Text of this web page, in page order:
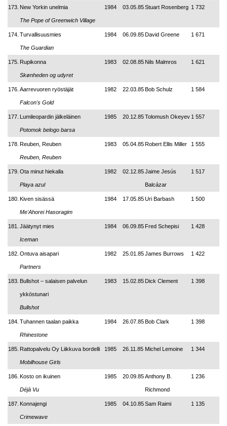
173. New Yorkin unelmia
The Pope of Greenwich Village
1984 03.05.85Stuart Rosenberg 1 732
174. Turvallisuusmies
The Guardian
1984 06.09.85David Greene 1 671
175. Rupikonna
Skønheden og udyret
1983 02.08.85 Nils Malmros 1 621
176. Aarrevuoren ryöstäjät
Falcon's Gold
1982 22.03.85Bob Schulz 1 584
177. Lumileopardin jälkeläinen
Potomok belogo barsa
1985 20.12.85Tolomush Okeyev 1 557
178. Reuben, Reuben
Reuben, Reuben
1983 05.04.85Robert Ellis Miller 1 555
179. Ota minut hiekalla
Playa azul
1982 02.12.85Jaime Jesús
Balcázar
1 517
180. Kiven sisässä
Me'Ahorei Hasoragim
1984 17.05.85Uri Barbash 1 500
181. Jäätynyt mies
Iceman
1984 06.09.85 Fred Schepisi 1 428
182. Ontuva aisapari
Partners
1982 25.01.85James Burrows 1 422
183. Bullshot – salaisen palvelun
ykköstunari
Bullshot
1983 15.02.85 Dick Clement 1 398
184. Tuhannen taalan paikka
Rhinestone
1984 26.07.85Bob Clark 1 398
185. Rattopalvelu Oy Liikkuva bordelli
Mobilhouse Girls
1985 26.11.85 Michel Lemoine 1 344
186. Kosto on ikuinen
Déjà Vu
1985 20.09.85Anthony B.
Richmond
1 236
187. Konnajengi
Crimewave
1985 04.10.85Sam Raimi 1 135